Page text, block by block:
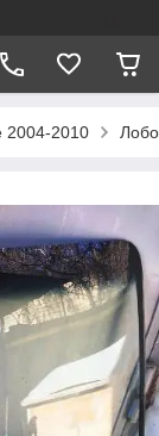
2004-2010